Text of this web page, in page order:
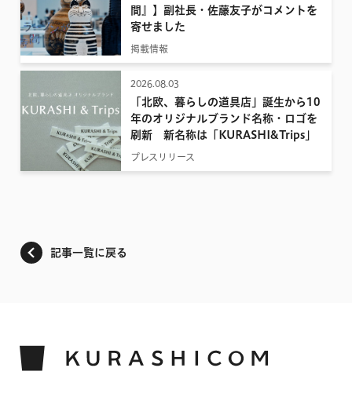
間』】副社長・佐藤友子がコメントを
寄せました
掲載情報
2026.08.03
「北欧、暮らしの道具店」誕生から10
年のオリジナルブランド名称・ロゴを
刷新 新名称は「KURASHI&Trips」
プレスリリース
記事一覧に戻る